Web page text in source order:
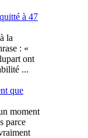
à 47
la
: «
ont
...
que
moment
parce